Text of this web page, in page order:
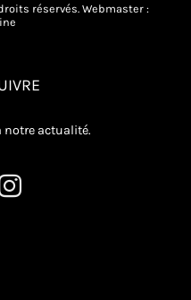
réservés. Webmaster :
notre actualité.